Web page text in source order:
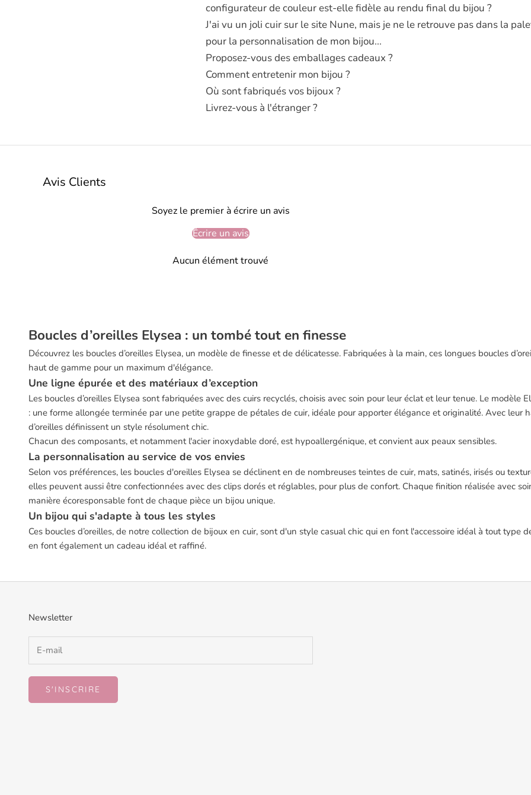
configurateur de couleur est-elle fidèle au rendu final du bijou ?
J'ai vu un joli cuir sur le site Nune, mais je ne le retrouve pas dans la
pour la personnalisation de mon bijou...
Proposez-vous des emballages cadeaux ?
Comment entretenir mon bijou ?
Où sont fabriqués vos bijoux ?
Livrez-vous à l'étranger ?
Avis Clients
Soyez le premier à écrire un avis
Écrire un avis
Aucun élément trouvé
Boucles d’oreilles Elysea : un tombé tout en finesse
Découvrez les boucles d’oreilles Elysea, un modèle de finesse et de délicatesse. Fabriquées à la main, ces longues boucles
haut de gamme pour un maximum d'élégance.
Une ligne épurée et des matériaux d’exception
Les boucles d’oreilles Elysea sont fabriquées avec des cuirs recyclés, choisis avec soin pour leur éclat et leur tenue. Le
: une forme allongée terminée par une petite grappe de pétales de cuir, idéale pour apporter élégance et originalité. Avec leur
d’oreilles définissent un style résolument chic.
Chacun des composants, et notamment l'acier inoxydable doré, est hypoallergénique, et convient aux peaux sensibles.
La personnalisation au service de vos envies
Selon vos préférences, les boucles d'oreilles Elysea se déclinent en de nombreuses teintes de cuir, mats, satinés, irisés ou
elles peuvent aussi être confectionnées avec des clips dorés et réglables, pour plus de confort. Chaque finition réalisée avec
manière écoresponsable font de chaque pièce un bijou unique.
Un bijou qui s'adapte à tous les styles
Ces boucles d’oreilles, de notre collection de bijoux en cuir, sont d'un style casual chic qui en font l'accessoire idéal à tout type
en font également un cadeau idéal et raffiné.
Newsletter
S'INSCRIRE